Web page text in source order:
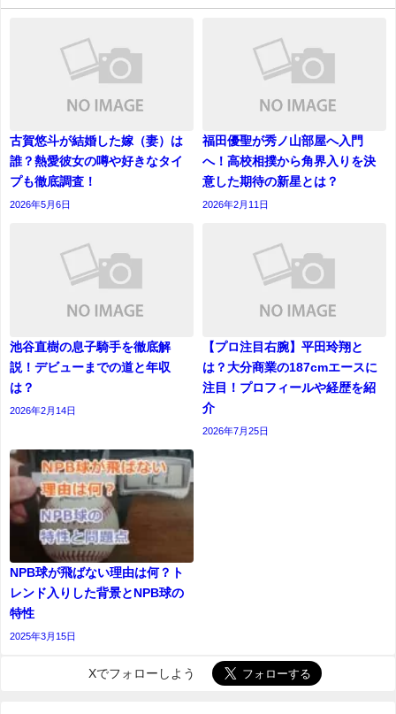
古賀悠斗が結婚した嫁（妻）は
誰？熱愛彼女の噂や好きなタイ
プも徹底調査！
2026年5月6日
福田優聖が秀ノ山部屋へ入門
へ！高校相撲から角界入りを決
意した期待の新星とは？
2026年2月11日
池谷直樹の息子騎手を徹底解
説！デビューまでの道と年収
は？
2026年2月14日
【プロ注目右腕】平田玲翔と
は？大分商業の187cmエースに
注目！プロフィールや経歴を紹
介
2026年7月25日
NPB球が飛ばない理由は何？ト
レンド入りした背景とNPB球の
特性
2025年3月15日
Xでフォローしよう